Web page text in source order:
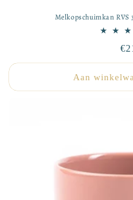
Melkopschuimkan
Aan